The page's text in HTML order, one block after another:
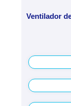
Ventilador